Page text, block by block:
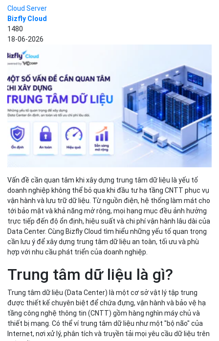
Cloud Server
Bizfly Cloud
1480
18-06-2026
doanh nghiệp không thể bỏ qua khi đầu tư hạ tầng CNTT phục vụ
vận hành và lưu trữ dữ liệu. Từ nguồn điện, hệ thống làm mát cho
tới bảo mật và khả năng mở rộng, mọi hạng mục đều ảnh hưởng
trực tiếp đến độ ổn định, hiệu suất và chi phí vận hành lâu dài của
Data Center. Cùng Bizfly Cloud tìm hiểu những yếu tố quan trọng
cần lưu ý để xây dựng trung tâm dữ liệu an toàn, tối ưu và phù
hợp với nhu cầu phát triển của doanh nghiệp.
Trung tâm dữ liệu là gì?
Trung tâm dữ liệu (Data Center) là một cơ sở vật lý tập trung
được thiết kế chuyên biệt để chứa đựng, vận hành và bảo vệ hạ
tầng công nghệ thông tin (CNTT) gồm hàng nghìn máy chủ và
thiết bị mạng. Có thể ví trung tâm dữ liệu như một "bộ não" của
Internet, nơi xử lý, phân tích và truyền tải mọi yêu cầu dữ liệu trên
toàn cầu.